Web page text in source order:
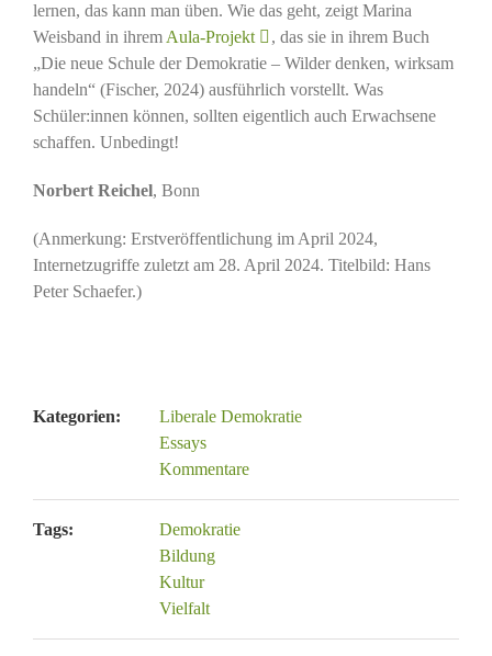
lernen, das kann man üben. Wie das geht, zeigt Marina
Weisband in ihrem Aula-Projekt
, das sie in ihrem Buch
„Die neue Schule der Demokratie – Wilder denken, wirksam
handeln“ (Fischer, 2024) ausführlich vorstellt. Was
Schüler:innen können, sollten eigentlich auch Erwachsene
schaffen. Unbedingt!
Norbert Reichel, Bonn
(Anmerkung: Erstveröffentlichung im April 2024,
Internetzugriffe zuletzt am 28. April 2024. Titelbild: Hans
Peter Schaefer.)
Kategorien:
Liberale Demokratie
Essays
Kommentare
Tags:
Demokratie
Bildung
Kultur
Vielfalt